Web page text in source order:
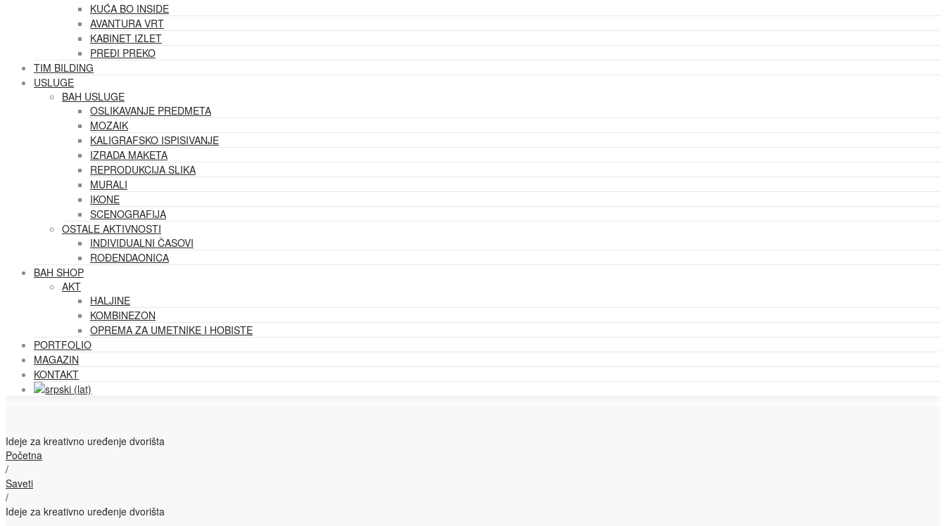
KUĆA BO INSIDE
AVANTURA VRT
KABINET IZLET
PREĐI PREKO
TIM BILDING
USLUGE
BAH USLUGE
OSLIKAVANJE PREDMETA
MOZAIK
KALIGRAFSKO ISPISIVANJE
IZRADA MAKETA
REPRODUKCIJA SLIKA
MURALI
IKONE
SCENOGRAFIJA
OSTALE AKTIVNOSTI
INDIVIDUALNI ČASOVI
ROĐENDAONICA
BAH SHOP
AKT
HALJINE
KOMBINEZON
OPREMA ZA UMETNIKE I HOBISTE
PORTFOLIO
MAGAZIN
KONTAKT
Ideje za kreativno uređenje dvorišta
Početna
/
Saveti
/
Ideje za kreativno uređenje dvorišta